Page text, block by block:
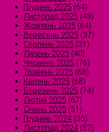
Грудень 2025 (64)
Листопад 2025 (48)
Жовтень 2025 (64)
Вересень 2025 (37)
Серпень 2025 (31)
Липень 2025 (40)
Червень 2025 (76)
Травень 2025 (68)
Квітень 2025 (68)
Березень 2025 (74)
Лютий 2025 (67)
Січень 2025 (51)
Грудень 2024 (35)
Листопад 2024 (57)